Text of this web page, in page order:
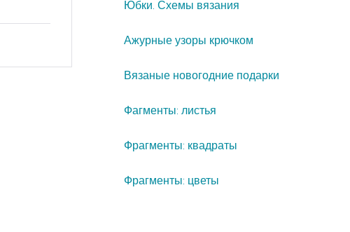
Юбки. Схемы вязания
Ажурные узоры крючком
Вязаные новогодние подарки
Фагменты: листья
Фрагменты: квадраты
Фрагменты: цветы